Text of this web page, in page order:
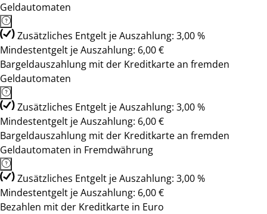
Geldautomaten
Zusätzliches Entgelt je Auszahlung: 3,00 %
Mindestentgelt je Auszahlung: 6,00 €
Bargeldauszahlung mit der Kreditkarte an fremden
Geldautomaten
Zusätzliches Entgelt je Auszahlung: 3,00 %
Mindestentgelt je Auszahlung: 6,00 €
Bargeldauszahlung mit der Kreditkarte an fremden
Geldautomaten in Fremdwährung
Zusätzliches Entgelt je Auszahlung: 3,00 %
Mindestentgelt je Auszahlung: 6,00 €
Bezahlen mit der Kreditkarte in Euro